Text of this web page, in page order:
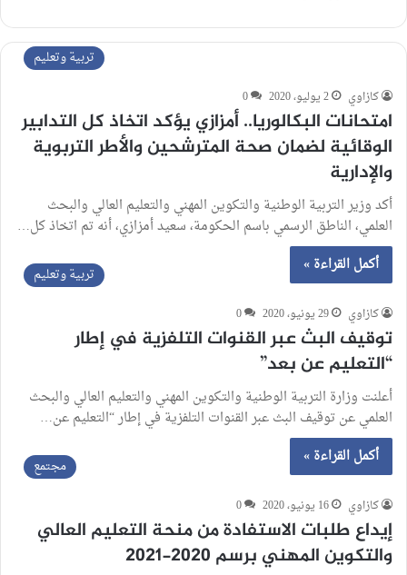
تربية وتعليم
كازاوي 2 يوليو، 2020 0
امتحانات البكالوريا.. أمزازي يؤكد اتخاذ كل التدابير
الوقائية لضمان صحة المترشحين والأطر التربوية
والإدارية
أكد وزير التربية الوطنية والتكوين المهني والتعليم العالي والبحث
العلمي، الناطق الرسمي باسم الحكومة، سعيد أمزازي، أنه تم اتخاذ كل…
أكمل القراءة »
تربية وتعليم
كازاوي 29 يونيو، 2020 0
توقيف البث عبر القنوات التلفزية في إطار
“التعليم عن بعد”
أعلنت وزارة التربية الوطنية والتكوين المهني والتعليم العالي والبحث
العلمي عن توقيف البث عبر القنوات التلفزية في إطار “التعليم عن…
أكمل القراءة »
مجتمع
كازاوي 16 يونيو، 2020 0
إيداع طلبات الاستفادة من منحة التعليم العالي
والتكوين المهني برسم 2020-2021